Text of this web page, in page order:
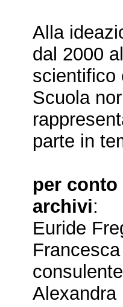
Alla
dal 2000
scientifico
Scuola
parte in
per conto
archivi:
Euride
Alexandra